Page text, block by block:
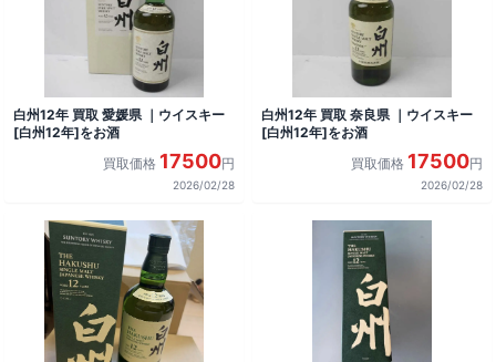
白州12年 買取 愛媛県 ｜ウイスキー
[白州12年]をお酒
買取価格 17500円
2026/02/28
白州12年 買取 奈良県 ｜ウイスキー
[白州12年]をお酒
買取価格 17500円
2026/02/28